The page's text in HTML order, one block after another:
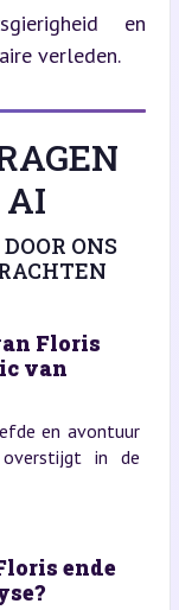
en
verleden.
AI
ONS
Floris
van
en avontuur
in de
ende